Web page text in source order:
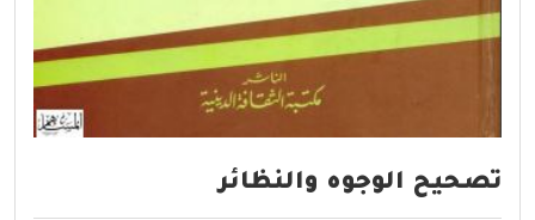
تصحيح الوجوه والنظائر